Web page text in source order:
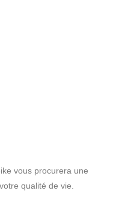
vous procurera une
qualité de vie.